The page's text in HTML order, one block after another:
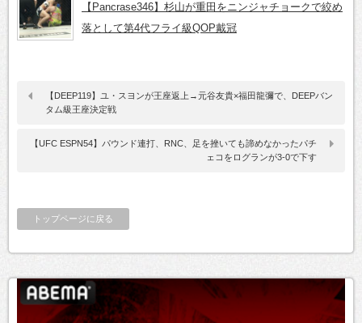
【Pancrase346】杉山が重田をニンジャチョークで絞め
落として第4代フライ級QOP戴冠
【DEEP119】ユ・スヨンが王座返上→元谷友貴×福田龍彌で、DEEPバン
タム級王座決定戦
【UFC ESPN54】パウンド連打、RNC、足を挫いても諦めなかったパチ
ェコをログランが3-0で下す
トップページに戻る